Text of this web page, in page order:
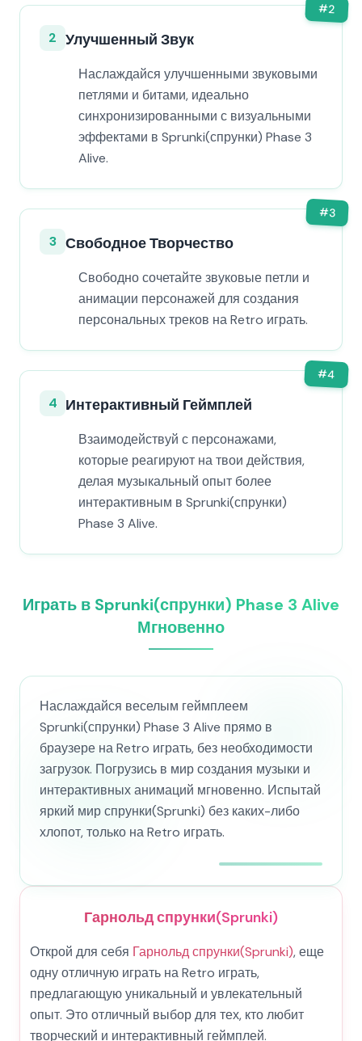
#2
2 Улучшенный Звук
Наслаждайся улучшенными звуковыми
петлями и битами, идеально
синхронизированными с визуальными
эффектами в Sprunki(спрунки) Phase 3
Alive.
#3
3 Свободное Творчество
Свободно сочетайте звуковые петли и
анимации персонажей для создания
персональных треков на Retro играть.
#4
4 Интерактивный Геймплей
Взаимодействуй с персонажами,
которые реагируют на твои действия,
делая музыкальный опыт более
интерактивным в Sprunki(спрунки)
Phase 3 Alive.
Играть в Sprunki(спрунки) Phase 3 Alive
Мгновенно
Наслаждайся веселым геймплеем
Sprunki(спрунки) Phase 3 Alive прямо в
браузере на Retro играть, без необходимости
загрузок. Погрузись в мир создания музыки и
интерактивных анимаций мгновенно. Испытай
яркий мир спрунки(Sprunki) без каких-либо
хлопот, только на Retro играть.
Гарнольд спрунки(Sprunki)
Открой для себя Гарнольд спрунки(Sprunki), еще
одну отличную играть на Retro играть,
предлагающую уникальный и увлекательный
опыт. Это отличный выбор для тех, кто любит
творческий и интерактивный геймплей.